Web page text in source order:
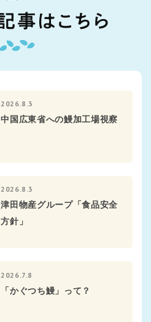
2026.8.3
中国広東省への鰻加工場視察
2026.8.3
津田物産グループ「食品安全
方針」
2026.7.8
「かぐつち鰻」って？